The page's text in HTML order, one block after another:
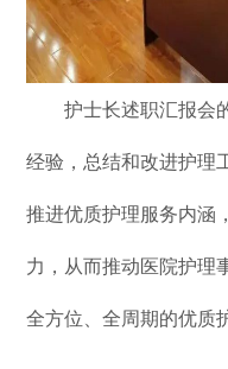
护士长述职汇报会
经验，总结和改进护理
推进优质护理服务内涵
力，从而推动医院护理
全方位、全周期的优质